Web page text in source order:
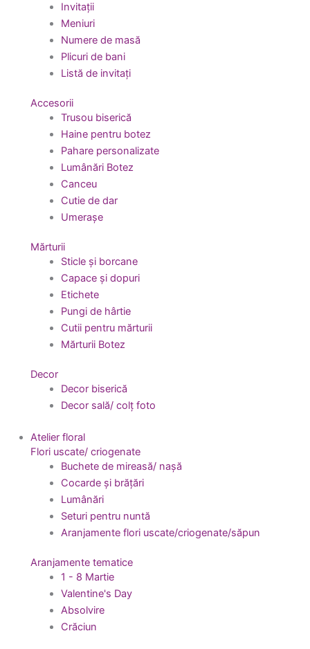
Invitații
Meniuri
Numere de masă
Plicuri de bani
Listă de invitați
Accesorii
Trusou biserică
Haine pentru botez
Pahare personalizate
Lumânări Botez
Canceu
Cutie de dar
Umerașe
Mărturii
Sticle și borcane
Capace și dopuri
Etichete
Pungi de hârtie
Cutii pentru mărturii
Mărturii Botez
Decor
Decor biserică
Decor sală/ colț foto
Atelier floral
Flori uscate/ criogenate
Buchete de mireasă/ nașă
Cocarde și brățări
Lumânări
Seturi pentru nuntă
Aranjamente flori uscate/criogenate/săpun
Aranjamente tematice
1 - 8 Martie
Valentine's Day
Absolvire
Crăciun